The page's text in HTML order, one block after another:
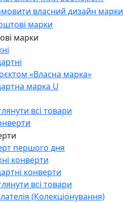
власний дизайн марки
марки
марки
«Власна марка»
марка U
всі товари
першого дня
конверти
конверти
всі товари
(Колекціонування)